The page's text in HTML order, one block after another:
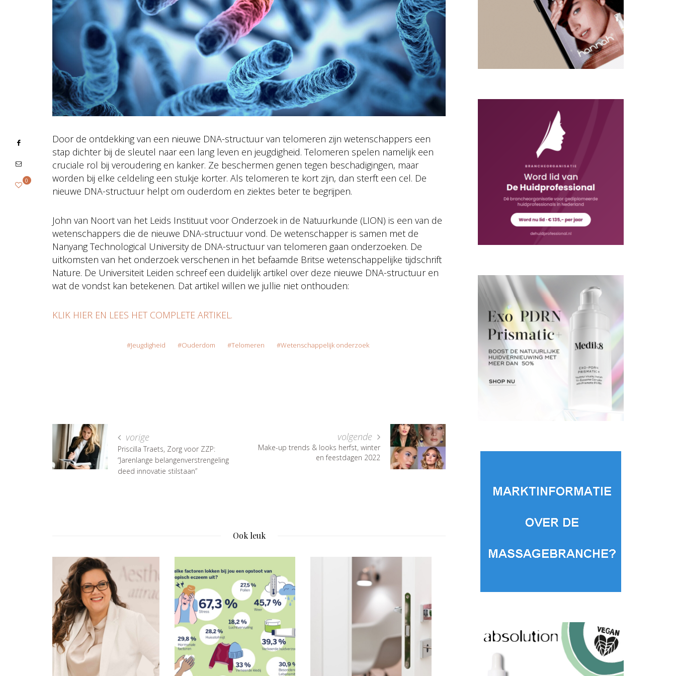
Door de ontdekking van een nieuwe DNA-structuur van telomeren zijn wetenschappers een
stap dichter bij de sleutel naar een lang leven en jeugdigheid. Telomeren spelen namelijk een
cruciale rol bij veroudering en kanker. Ze beschermen genen tegen beschadigingen, maar
worden bij elke celdeling een stukje korter. Als telomeren te kort zijn, dan sterft een cel. De
nieuwe DNA-structuur helpt om ouderdom en ziektes beter te begrijpen.
John van Noort van het Leids Instituut voor Onderzoek in de Natuurkunde (LION) is een van de
wetenschappers die de nieuwe DNA-structuur vond. De wetenschapper is samen met de
Nanyang Technological University de DNA-structuur van telomeren gaan onderzoeken. De
uitkomsten van het onderzoek verschenen in het befaamde Britse wetenschappelijke tijdschrift
Nature. De Universiteit Leiden schreef een duidelijk artikel over deze nieuwe DNA-structuur en
wat de vondst kan betekenen. Dat artikel willen we jullie niet onthouden:
KLIK HIER EN LEES HET COMPLETE ARTIKEL.
0
Jeugdigheid Ouderdom Telomeren Wetenschappelijk onderzoek
vorige
Priscilla Traets, Zorg voor ZZP:
“Jarenlange belangenverstrengeling
deed innovatie stilstaan”
volgende
Make-up trends & looks herfst, winter
en feestdagen 2022
Ook leuk